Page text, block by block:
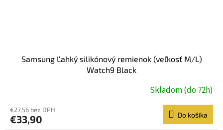
Samsung Ľahký silikónový remienok (veľkosť M/L)
Watch9 Black
Skladom (do 72h)
€27,56 bez DPH
€33,90 Do košíka